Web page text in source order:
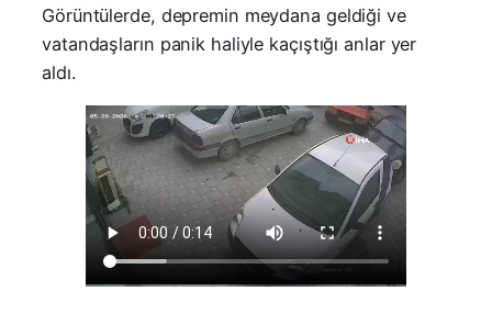
Görüntülerde, depremin meydana geldiği ve
vatandaşların panik haliyle kaçıştığı anlar yer
aldı.